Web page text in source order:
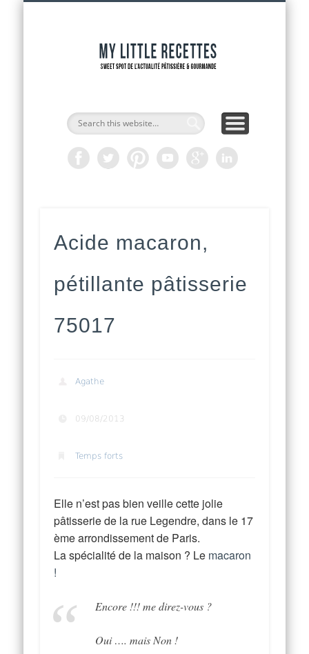
Acide macaron,
pétillante pâtisserie
75017
Agathe
09/08/2013
Temps forts
Elle n’est pas bien veille cette jolie
pâtisserie de la rue Legendre, dans le 17
ème arrondissement de Paris.
La spécialité de la maison ? Le macaron
!
Encore !!! me direz-vous ?
Oui …. mais Non !